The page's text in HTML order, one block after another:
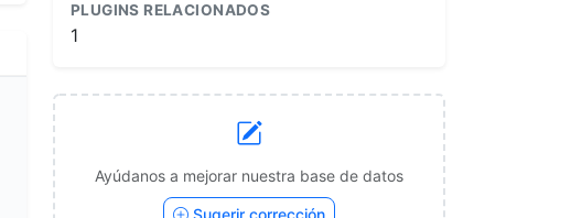
PLUGINS RELACIONADOS
1
Ayúdanos a mejorar nuestra base de datos
Sugerir corrección